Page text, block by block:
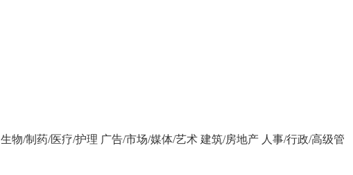
生物/制药/医疗/护理 广告/市场/媒体/艺术 建筑/房地产 人事/行政/高级管